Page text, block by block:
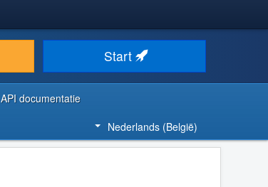
Start
API documentatie
Nederlands (België)